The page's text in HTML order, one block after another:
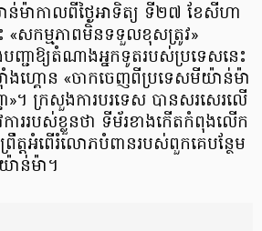
ន់ម៉ាកាលពីថ្ងៃអាទិត្យ ទី២៧ ខែសីហា
«សកម្មភាពមិនទទួលខុសត្រូវ»
ញ្ជាឱ្យតំណាងអ្នកទូតរបស់ប្រទេសនេះ
ងហ្គោន «ចាកចេញពីប្រទេសមីយ៉ាន់ម៉ា
»។ ក្រសួងការបរទេស បានសរសេរលើ
ការរបស់ខ្លួនថា ទីម័រខាងកើតកំពុងលើក
ព្រឹត្តអំពើរំលោភបំពានរបស់ពួកគេបន្ថែម
ាន់ម៉ា។